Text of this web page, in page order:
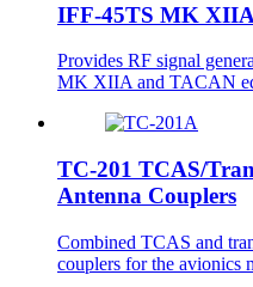
IFF-45TS MK
Provides RF signal
MK XIIA and TACAN
TC-201 TCAS/
Antenna Couplers
Combined TCAS and
couplers for the avionics